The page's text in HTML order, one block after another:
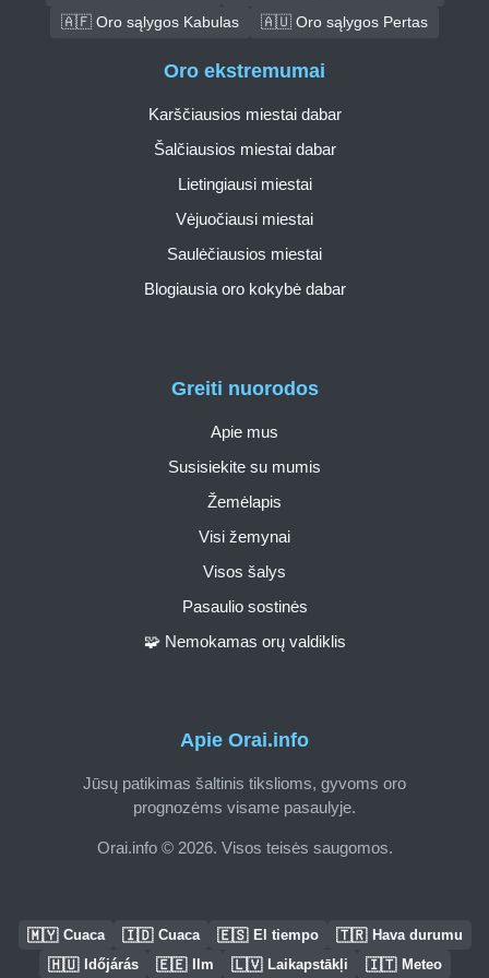
🇦🇫 Oro sąlygos Kabulas
🇦🇺 Oro sąlygos Pertas
Apie Orai.info
Jūsų patikimas šaltinis tikslioms, gyvoms oro
prognozėms visame pasaulyje.
Orai.info © 2026. Visos teisės saugomos.
Greiti nuorodos
Apie mus
Susisiekite su mumis
Žemėlapis
Visi žemynai
Visos šalys
Pasaulio sostinės
🧩 Nemokamas orų valdiklis
Oro ekstremumai
Karščiausios miestai dabar
Šalčiausios miestai dabar
Lietingiausi miestai
Vėjuočiausi miestai
Saulėčiausios miestai
Blogiausia oro kokybė dabar
🇲🇾 Cuaca 🇮🇩 Cuaca 🇪🇸 El tiempo 🇹🇷 Hava durumu
🇭🇺 Időjárás 🇪🇪 Ilm 🇱🇻 Laikapstākļi 🇮🇹 Meteo